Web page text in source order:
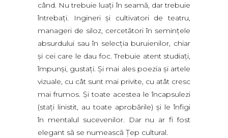
când. Nu trebuie luaţi în seamă, dar trebuie
întrebaţi. Ingineri şi cultivatori de teatru,
manageri de siloz, cercetători în seminţele
absurdului sau în selecţia buruienilor, chiar
şi cei care le dau foc. Trebuie atent studiaţi,
împunşi, gustaţi. Şi mai ales poezia şi artele
vizuale, cu cât sunt mai privite, cu atât cresc
mai frumos. Şi toate acestea le încapsulezi
(staţi linistit, au toate aprobările) şi le înfigi
în mentalul sucevenilor. Dar nu ar fi fost
elegant să se numească Ţep cultural.